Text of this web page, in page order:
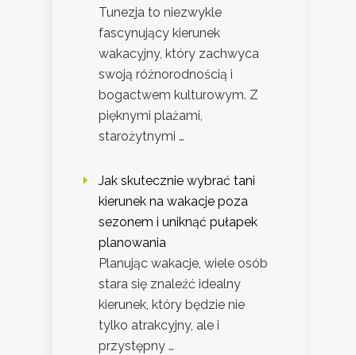
Tunezja to niezwykle
fascynujący kierunek
wakacyjny, który zachwyca
swoją różnorodnością i
bogactwem kulturowym. Z
pięknymi plażami,
starożytnymi …
Jak skutecznie wybrać tani
kierunek na wakacje poza
sezonem i uniknąć pułapek
planowania
Planując wakacje, wiele osób
stara się znaleźć idealny
kierunek, który będzie nie
tylko atrakcyjny, ale i
przystępny …